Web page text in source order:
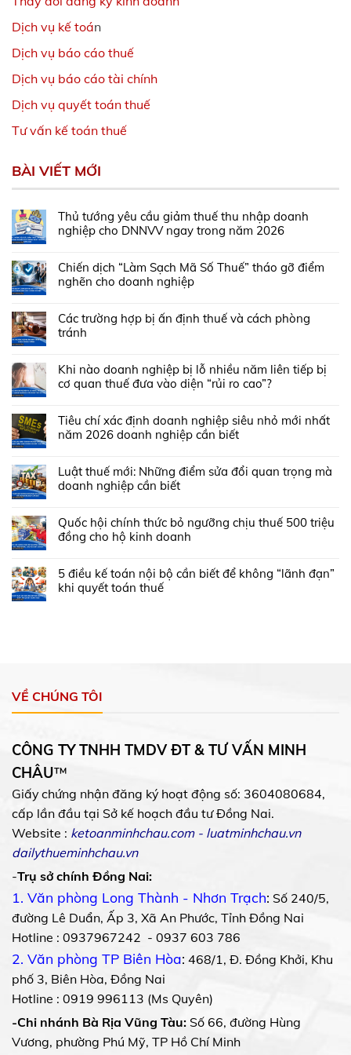
Dịch vụ kế toán
Dịch vụ báo cáo thuế
Dịch vụ báo cáo tài chính
Dịch vụ quyết toán thuế
Tư vấn kế toán thuế
BÀI VIẾT MỚI
Thủ tướng yêu cầu giảm thuế thu nhập doanh
nghiệp cho DNNVV ngay trong năm 2026
Chiến dịch “Làm Sạch Mã Số Thuế” tháo gỡ điểm
nghẽn cho doanh nghiệp
Các trường hợp bị ấn định thuế và cách phòng
tránh
Khi nào doanh nghiệp bị lỗ nhiều năm liên tiếp bị
cơ quan thuế đưa vào diện “rủi ro cao”?
Tiêu chí xác định doanh nghiệp siêu nhỏ mới nhất
năm 2026 doanh nghiệp cần biết
Luật thuế mới: Những điểm sửa đổi quan trọng mà
doanh nghiệp cần biết
Quốc hội chính thức bỏ ngưỡng chịu thuế 500 triệu
đồng cho hộ kinh doanh
5 điều kế toán nội bộ cần biết để không “lãnh đạn”
khi quyết toán thuế
VỀ CHÚNG TÔI
CÔNG TY TNHH TMDV ĐT & TƯ VẤN MINH
CHÂU™
Giấy chứng nhận đăng ký hoạt động số: 3604080684,
cấp lần đầu tại Sở kế hoạch đầu tư Đồng Nai.
Website : ketoanminhchau.com- luatminhchau.vn
dailythueminhchau.vn
-Trụ sở chính Đồng Nai:
1. Văn phòng Long Thành - Nhơn Trạch: Số 240/5,
đường Lê Duẩn, Ấp 3, Xã An Phước, Tỉnh Đồng Nai
Hotline : 0937967242 - 0937 603 786
2. Văn phòng TP Biên Hòa: 468/1, Đ. Đồng Khởi, Khu
phố 3, Biên Hòa, Đồng Nai
Hotline : 0919 996113 (Ms Quyên)
-Chi nhánh Bà Rịa Vũng Tàu: Số 66, đường Hùng
Vương, phường Phú Mỹ, TP Hồ Chí Minh